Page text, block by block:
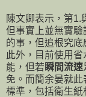
陳文卿表示，第1.
但事實上並無實
的事，但追根究底
此外，目前使用
能，但若瞬間流速
免。而簡余晏就
標準，包括衛生